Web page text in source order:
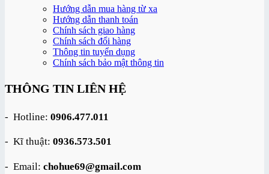
Hướng dẫn mua hàng từ xa
Hướng dẫn thanh toán
Chính sách giao hàng
Chính sách đổi hàng
Thông tin tuyển dụng
Chính sách bảo mật thông tin
THÔNG TIN LIÊN HỆ
- Hotline: 0906.477.011
- Kĩ thuật: 0936.573.501
- Email: chohue69@gmail.com